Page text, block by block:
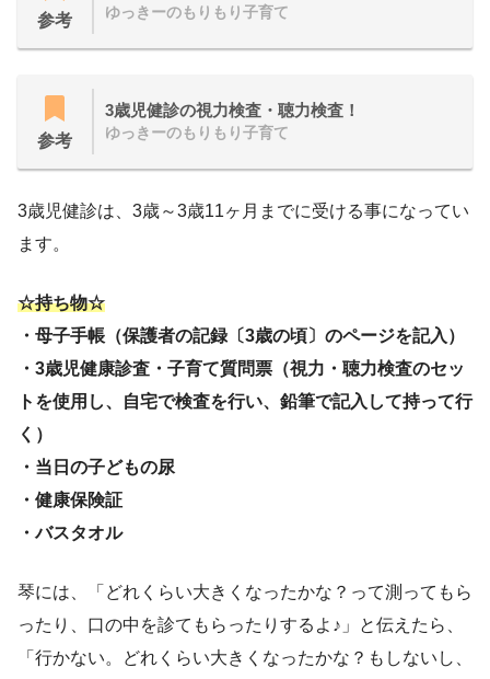
参考 ゆっきーのもりもり子育て
参考
3歳児健診の視力検査・聴力検査！
ゆっきーのもりもり子育て
3歳児健診は、3歳～3歳11ヶ月までに受ける事になってい
ます。
☆持ち物☆
・母子手帳（保護者の記録〔3歳の頃〕のページを記入）
・3歳児健康診査・子育て質問票（視力・聴力検査のセッ
トを使用し、自宅で検査を行い、鉛筆で記入して持って行
く）
・当日の子どもの尿
・健康保険証
・バスタオル
琴には、「どれくらい大きくなったかな？って測ってもら
ったり、口の中を診てもらったりするよ♪」と伝えたら、
「行かない。どれくらい大きくなったかな？もしないし、